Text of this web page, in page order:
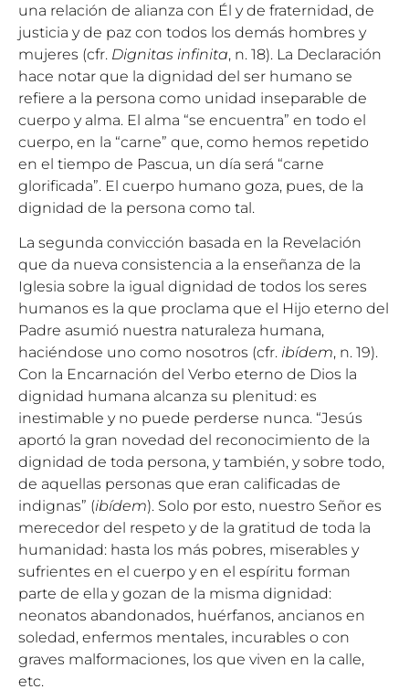
una relación de alianza con Él y de fraternidad, de
justicia y de paz con todos los demás hombres y
mujeres (cfr. Dignitas infinita, n. 18). La Declaración
hace notar que la dignidad del ser humano se
refiere a la persona como unidad inseparable de
cuerpo y alma. El alma “se encuentra” en todo el
cuerpo, en la “carne” que, como hemos repetido
en el tiempo de Pascua, un día será “carne
glorificada”. El cuerpo humano goza, pues, de la
dignidad de la persona como tal.
La segunda convicción basada en la Revelación
que da nueva consistencia a la enseñanza de la
Iglesia sobre la igual dignidad de todos los seres
humanos es la que proclama que el Hijo eterno del
Padre asumió nuestra naturaleza humana,
haciéndose uno como nosotros (cfr. ibídem, n. 19).
Con la Encarnación del Verbo eterno de Dios la
dignidad humana alcanza su plenitud: es
inestimable y no puede perderse nunca. “Jesús
aportó la gran novedad del reconocimiento de la
dignidad de toda persona, y también, y sobre todo,
de aquellas personas que eran calificadas de
indignas” (ibídem). Solo por esto, nuestro Señor es
merecedor del respeto y de la gratitud de toda la
humanidad: hasta los más pobres, miserables y
sufrientes en el cuerpo y en el espíritu forman
parte de ella y gozan de la misma dignidad:
neonatos abandonados, huérfanos, ancianos en
soledad, enfermos mentales, incurables o con
graves malformaciones, los que viven en la calle,
etc.